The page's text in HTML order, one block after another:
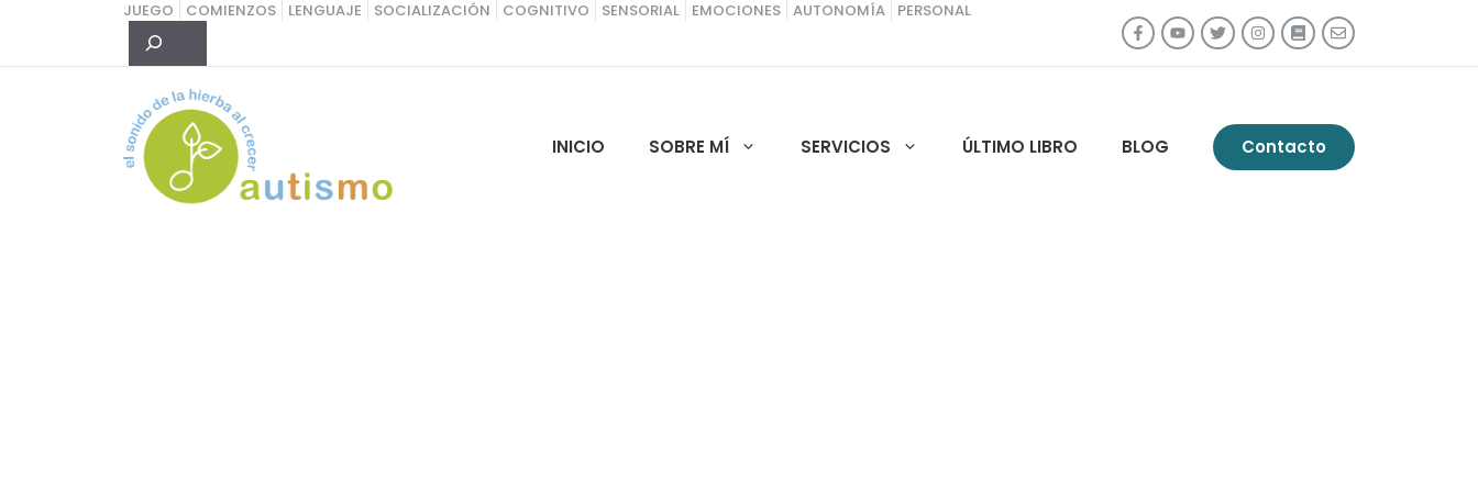
contenido
JUEGO COMIENZOS LENGUAJE SOCIALIZACIÓN COGNITIVO SENSORIAL EMOCIONES AUTONOMÍA PERSONAL
Buscar
INICIO SOBRE MÍ SERVICIOS ÚLTIMO LIBRO BLOG Contacto